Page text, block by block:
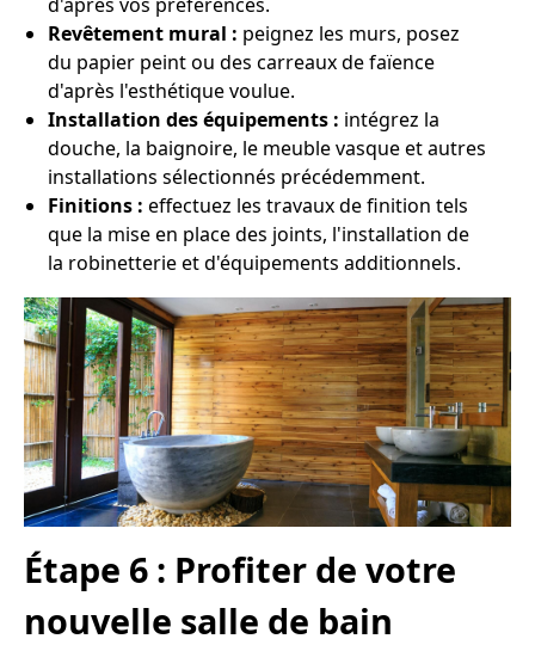
Revêtement mural : peignez les murs, posez
du papier peint ou des carreaux de faïence
d'après l'esthétique voulue.
Installation des équipements : intégrez la
douche, la baignoire, le meuble vasque et autres
installations sélectionnés précédemment.
Finitions : effectuez les travaux de finition tels
que la mise en place des joints, l'installation de
la robinetterie et d'équipements additionnels.
Étape 6 : Profiter de votre
nouvelle salle de bain